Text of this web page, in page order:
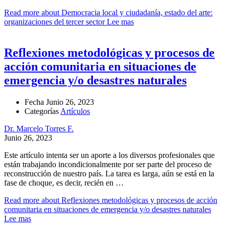
Read more about Democracia local y ciudadanía, estado del arte:
organizaciones del tercer sectorLee mas
Reflexiones metodológicas y procesos de
acción comunitaria en situaciones de
emergencia y/o desastres naturales
Fecha Junio 26, 2023
Categorías Artículos
Dr. Marcelo Torres F.
Junio 26, 2023
Este artículo intenta ser un aporte a los diversos profesionales que
están trabajando incondicionalmente por ser parte del proceso de
reconstrucción de nuestro país. La tarea es larga, aún se está en la
fase de choque, es decir, recién en …
Read more about Reflexiones metodológicas y procesos de acción
comunitaria en situaciones de emergencia y/o desastres naturales
Lee mas